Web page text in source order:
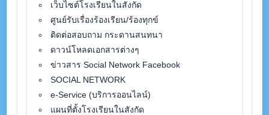
เว็บไซต์โรงเรียนในสังกัด
ศูนย์รับเรื่องร้องเรียน/ร้องทุกข์
ติดต่อสอบถาม กระดานสนทนา
ดาวน์โหลดเอกสารต่างๆ
ข่าวสาร Social Network Facebook
SOCIAL NETWORK
e-Service (บริการออนไลน์)
แผนที่ตั้งโรงเรียนในสังกัด